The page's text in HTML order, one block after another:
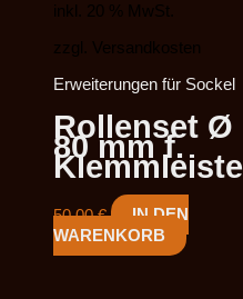
inkl. 20 % MwSt.
zzgl. Versandkosten
Erweiterungen für Sockel
Rollenset Ø
80 mm f.
Klemmleiste
50,00€
IN DEN
WARENKORB